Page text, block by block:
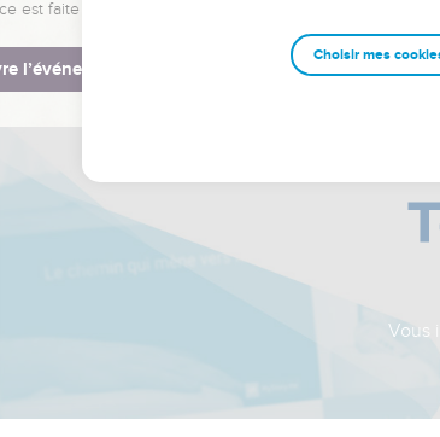
est faite pour vous.
l’événement
Vous
Choisir mes